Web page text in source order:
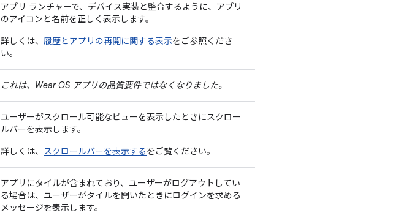
アプリ ランチャーで、デバイス実装と整合するように、アプリ
のアイコンと名前を正しく表示します。
詳しくは、 履歴とアプリの再開に関する表示をご参照くださ
い。
これは、Wear OS アプリの品質要件ではなくなりました。
ユーザーがスクロール可能なビューを表示したときにスクロー
ルバーを表示します。
詳しくは、 スクロールバーを表示するをご覧ください。
アプリにタイルが含まれており、ユーザーがログアウトしてい
る場合は、ユーザーがタイルを開いたときにログインを求める
メッセージを表示します。